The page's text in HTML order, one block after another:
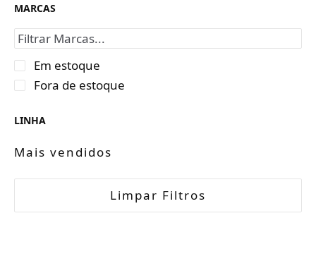
MARCAS
Em estoque
Fora de estoque
LINHA
Mais vendidos
Limpar Filtros